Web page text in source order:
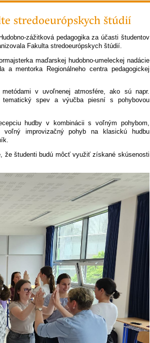
stredo­európskych štúdií
zážitková pedagogika za účasti študentov
Fakulta stredoeurópskych štúdií.
maďarskej hudobno-umeleckej nadácie
mentorka Regionálneho centra pedagogickej
v uvoľnenej atmosfére, ako sú napr.
spev a výučba piesní s pohybovou
hudby v kombinácii s voľným pohybom,
improvizačný pohyb na klasickú hudbu
že študenti budú môcť využiť získané skúsenosti